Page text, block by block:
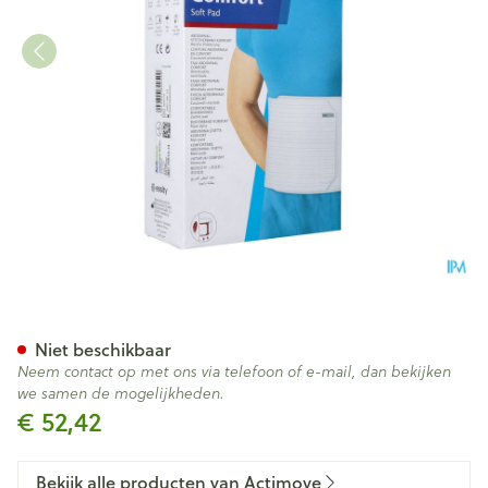
€ 52,42
Niet beschikbaar
Neem contact op met ons via telefoon of e-mail, dan bekijken
we samen de mogelijkheden.
Bekijk alle producten van Actimove